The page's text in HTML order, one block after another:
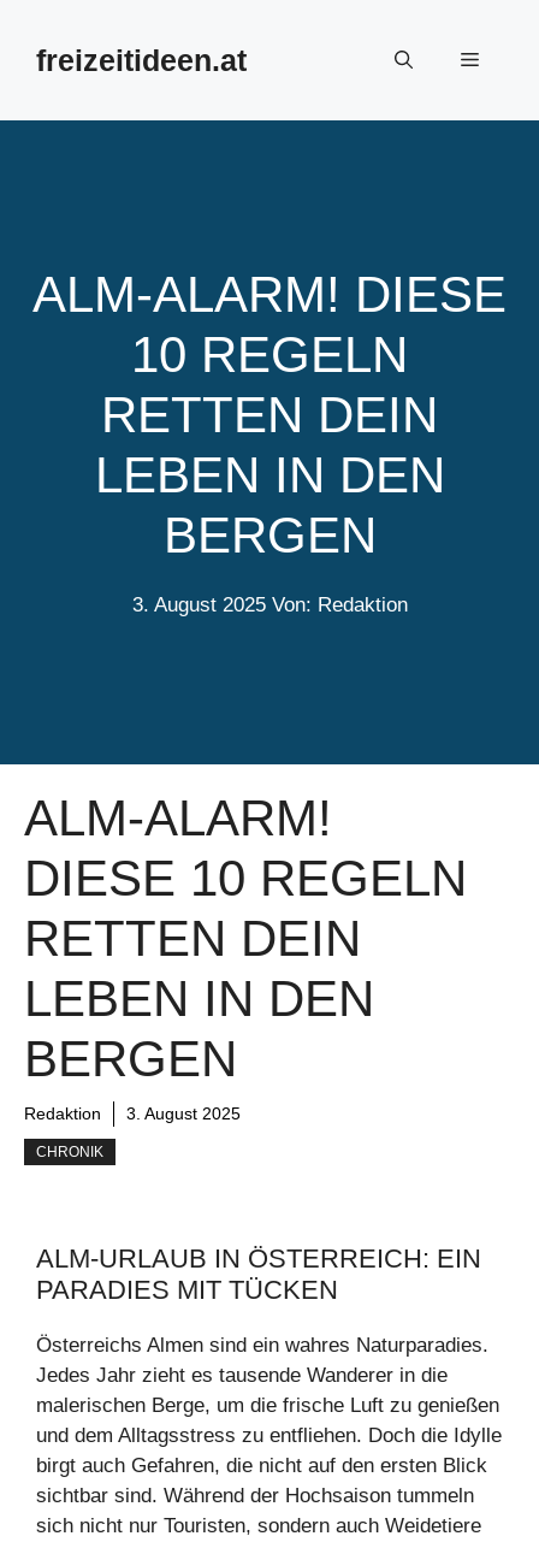
Inhalt
springenfreizeitideen.at Menü
ALM-ALARM! DIESE
10 REGELN
RETTEN DEIN
LEBEN IN DEN
BERGEN
3. August 2025 Von: Redaktion
ALM-ALARM!
DIESE 10 REGELN
RETTEN DEIN
LEBEN IN DEN
BERGEN
Redaktion 3. August 2025
CHRONIK
ALM-URLAUB IN ÖSTERREICH: EIN
PARADIES MIT TÜCKEN
Österreichs Almen sind ein wahres Naturparadies.
Jedes Jahr zieht es tausende Wanderer in die
malerischen Berge, um die frische Luft zu genießen
und dem Alltagsstress zu entfliehen. Doch die Idylle
birgt auch Gefahren, die nicht auf den ersten Blick
sichtbar sind. Während der Hochsaison tummeln
sich nicht nur Touristen, sondern auch Weidetiere